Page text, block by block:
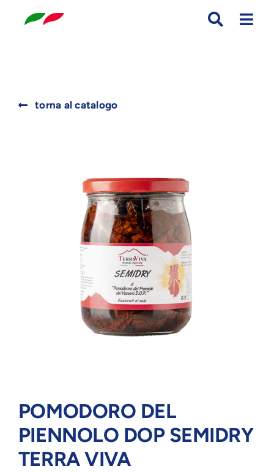
torna al catalogo
POMODORO DEL
PIENNOLO DOP SEMIDRY
TERRA VIVA
for: